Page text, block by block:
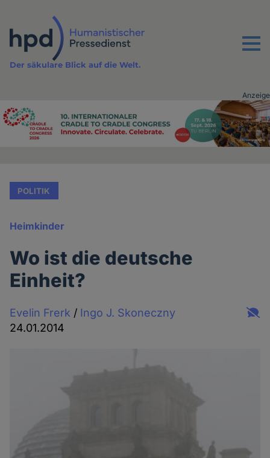
Inhalt
Menu
Der säkulare Blick auf die Welt.
Advertising
Anzeige
POLITIK
Heimkinder
Wo ist die deutsche
Einheit?
Evelin Frerk / Ingo J. Skoneczny
24.01.2014